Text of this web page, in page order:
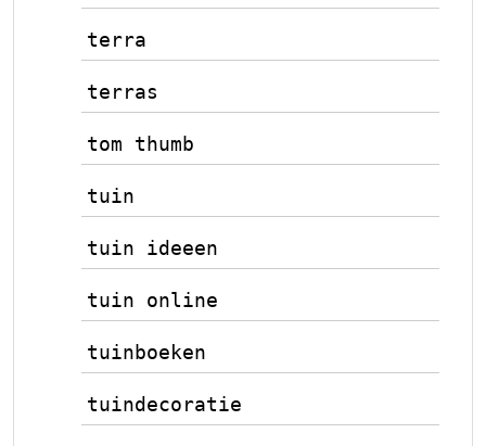
terra
terras
tom thumb
tuin
tuin ideeen
tuin online
tuinboeken
tuindecoratie